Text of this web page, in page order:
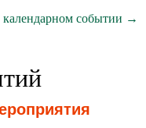
событии →